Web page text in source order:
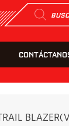
de